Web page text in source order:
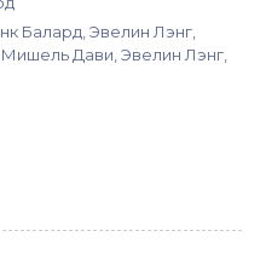
Балард, Эвелин Лэнг,
Дави, Эвелин Лэнг,